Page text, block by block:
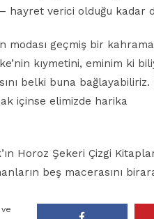
hayret verici olduğu kadar
modası geçmiş bir
kıymetini, eminim ki
belki buna
içinse elimizde harika
Horoz Şekeri Çizgi
beş macerasını